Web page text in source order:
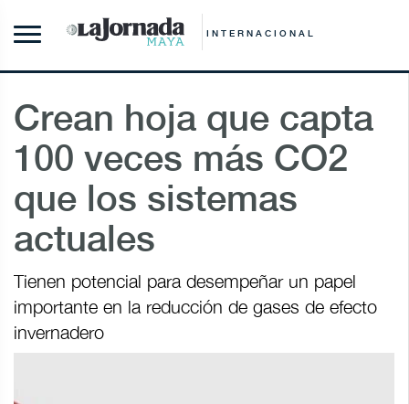
INTERNACIONAL
Crean hoja que capta
100 veces más CO2
que los sistemas
actuales
Tienen potencial para desempeñar un papel
importante en la reducción de gases de efecto
invernadero